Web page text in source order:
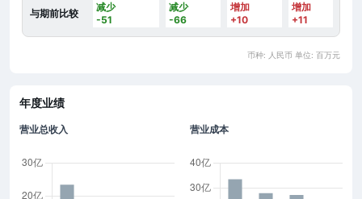
与期前比较
减少
-51
减少
-66
增加
+10
增加
+11
币种: 人民币 单位: 百万元
年度业绩
营业总收入 营业成本